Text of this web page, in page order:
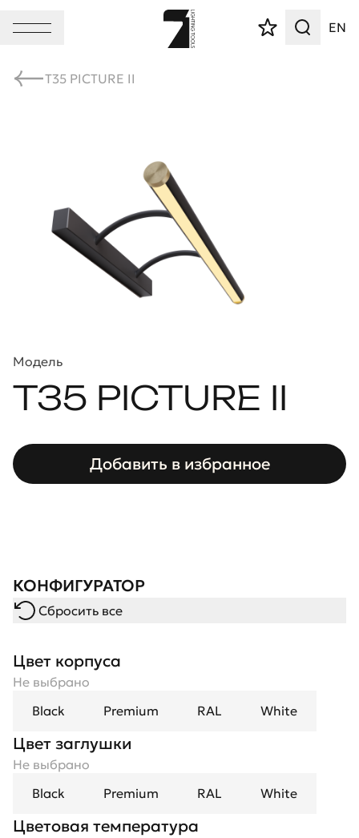
EN
T35 PICTURE II
Модель
T35 PICTURE II
Добавить в избранное
КОНФИГУРАТОР
Сбросить все
Цвет корпуса
Не выбрано
Black
Premium RAL White
Цвет заглушки
Не выбрано
Black
Premium RAL White
Цветовая температура